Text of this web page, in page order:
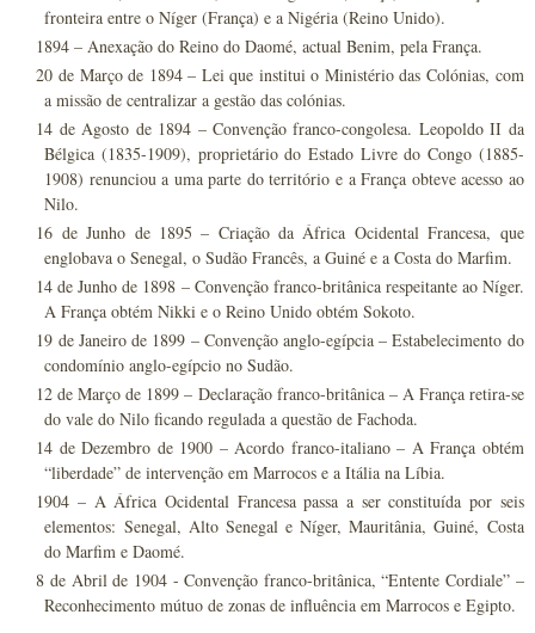
fronteira entre o Níger (França) e a Nigéria (Reino Unido).
1894 – Anexação do Reino do Daomé, actual Benim, pela França.
20 de Março de 1894 – Lei que institui o Ministério das Colónias, com
a missão de centralizar a gestão das colónias.
14 de Agosto de 1894 – Convenção franco-congolesa. Leopoldo II da
Bélgica (1835-1909), proprietário do Estado Livre do Congo (1885-
1908) renunciou a uma parte do território e a França obteve acesso ao
Nilo.
16 de Junho de 1895 – Criação da África Ocidental Francesa, que
englobava o Senegal, o Sudão Francês, a Guiné e a Costa do Marfim.
14 de Junho de 1898 – Convenção franco-britânica respeitante ao Níger.
A França obtém Nikki e o Reino Unido obtém Sokoto.
19 de Janeiro de 1899 – Convenção anglo-egípcia – Estabelecimento do
condomínio anglo-egípcio no Sudão.
12 de Março de 1899 – Declaração franco-britânica – A França retira-se
do vale do Nilo ficando regulada a questão de Fachoda.
14 de Dezembro de 1900 – Acordo franco-italiano – A França obtém
“liberdade” de intervenção em Marrocos e a Itália na Líbia.
1904 – A África Ocidental Francesa passa a ser constituída por seis
elementos: Senegal, Alto Senegal e Níger, Mauritânia, Guiné, Costa
do Marfim e Daomé.
8 de Abril de 1904 - Convenção franco-britânica, “Entente Cordiale” –
Reconhecimento mútuo de zonas de influência em Marrocos e Egipto.